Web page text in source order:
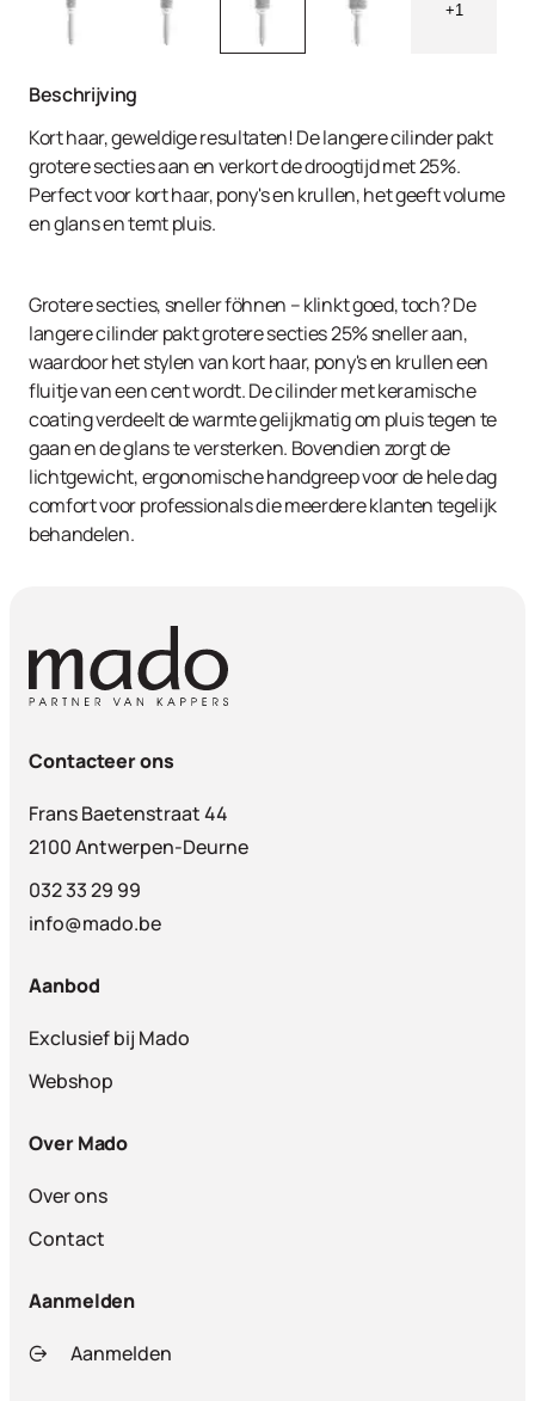
+1
Beschrijving
Kort haar, geweldige resultaten! De langere cilinder pakt
grotere secties aan en verkort de droogtijd met 25%.
Perfect voor kort haar, pony's en krullen, het geeft volume
en glans en temt pluis.
Grotere secties, sneller föhnen – klinkt goed, toch? De
langere cilinder pakt grotere secties 25% sneller aan,
waardoor het stylen van kort haar, pony's en krullen een
fluitje van een cent wordt. De cilinder met keramische
coating verdeelt de warmte gelijkmatig om pluis tegen te
gaan en de glans te versterken. Bovendien zorgt de
lichtgewicht, ergonomische handgreep voor de hele dag
comfort voor professionals die meerdere klanten tegelijk
behandelen.
Contacteer ons
Frans Baetenstraat 44
2100 Antwerpen-Deurne
032 33 29 99
info@mado.be
Aanbod
Exclusief bij Mado
Webshop
Over Mado
Over ons
Contact
Aanmelden
Aanmelden